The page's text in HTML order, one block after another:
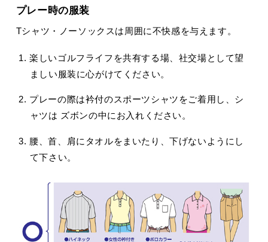
プレー時の服装
Tシャツ・ノーソックスは周囲に不快感を与えます。
楽しいゴルフライフを共有する場、社交場として望
ましい服装に心がけてください。
プレーの際は衿付のスポーツシャツをご着用し、シ
ャツは ズボンの中にお入れください。
腰、首、肩にタオルをまいたり、下げないようにし
て下さい。